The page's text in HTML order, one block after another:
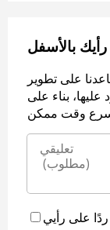
رأيك بالأسفل
على تطوير
بناء على